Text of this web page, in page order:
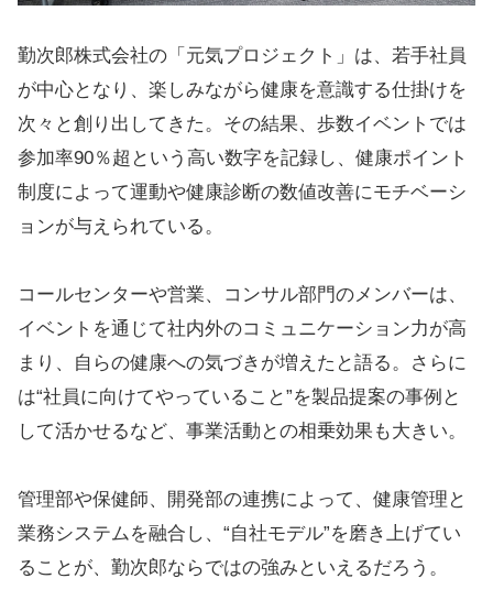
勤次郎株式会社の「元気プロジェクト」は、若手社員
が中心となり、楽しみながら健康を意識する仕掛けを
次々と創り出してきた。その結果、歩数イベントでは
参加率90％超という高い数字を記録し、健康ポイント
制度によって運動や健康診断の数値改善にモチベーシ
ョンが与えられている。
コールセンターや営業、コンサル部門のメンバーは、
イベントを通じて社内外のコミュニケーション力が高
まり、自らの健康への気づきが増えたと語る。さらに
は“社員に向けてやっていること”を製品提案の事例と
して活かせるなど、事業活動との相乗効果も大きい。
管理部や保健師、開発部の連携によって、健康管理と
業務システムを融合し、“自社モデル”を磨き上げてい
ることが、勤次郎ならではの強みといえるだろう。